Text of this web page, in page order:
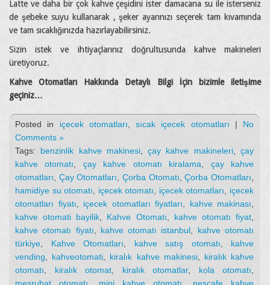
Latte ve daha bir çok kahve çeşidini ister damacana su ile isterseniz
de şebeke suyu kullanarak , şeker ayarınızı seçerek tam kıvamında
ve tam sıcaklığınızda hazırlayabilirsiniz.
Sizin istek ve ihtiyaçlarınız doğrultusunda kahve makineleri
üretiyoruz.
Kahve Otomatları Hakkında Detaylı Bilgi İçin bizimle iletişime
geçiniz…
Posted in içecek otomatları, sıcak içecek otomatları | No
Comments »
Tags: benzinlik kahve makinesi,çay kahve makineleri,çay
kahve otomatı, çay kahve otomatı kiralama, çay kahve
otomatları, Çay Otomatları,Çorba Otomatı,Çorba Otomatları,
hamidiye su otomatı, içecek otomatı, içecek otomatları, içecek
otomatları fiyatı, içecek otomatları fiyatları, kahve makinası,
kahve otomati bayilik, Kahve Otomatı, kahve otomatı fiyat,
kahve otomatı fiyatı, kahve otomatı istanbul, kahve otomatı
türkiye, Kahve Otomatları, kahve satış otomatı, kahve
vending, kahveotomati, kiralık kahve makinesi, kiralık kahve
otomatı, kiralık otomat, kiralık otomatlar, kola otomatı,